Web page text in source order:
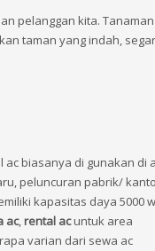
pelanggan kita. Tanaman
taman yang indah, segar
ac biasanya di gunakan di
peluncuran pabrik/
kapasitas daya 5000
ac,rental acuntuk area
varian dari sewa ac